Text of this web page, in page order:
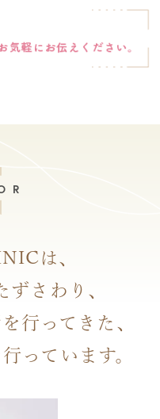
は、
ずさわり、
行ってきた、
っています。